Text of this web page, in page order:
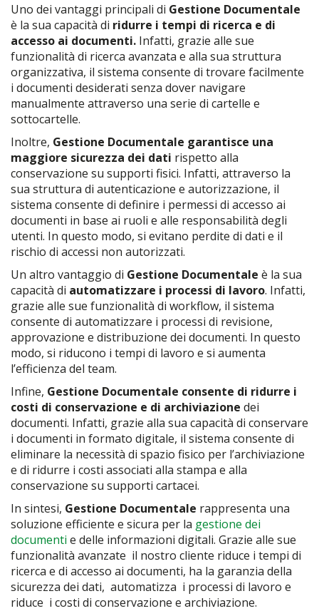
Uno dei vantaggi principali di Gestione Documentale
è la sua capacità di ridurre i tempi di ricerca e di
accesso ai documenti. Infatti, grazie alle sue
funzionalità di ricerca avanzata e alla sua struttura
organizzativa, il sistema consente di trovare facilmente
i documenti desiderati senza dover navigare
manualmente attraverso una serie di cartelle e
sottocartelle.
Inoltre, Gestione Documentale garantisce una
maggiore sicurezza dei dati rispetto alla
conservazione su supporti fisici. Infatti, attraverso la
sua struttura di autenticazione e autorizzazione, il
sistema consente di definire i permessi di accesso ai
documenti in base ai ruoli e alle responsabilità degli
utenti. In questo modo, si evitano perdite di dati e il
rischio di accessi non autorizzati.
Un altro vantaggio di Gestione Documentale è la sua
capacità di automatizzare i processi di lavoro. Infatti,
grazie alle sue funzionalità di workflow, il sistema
consente di automatizzare i processi di revisione,
approvazione e distribuzione dei documenti. In questo
modo, si riducono i tempi di lavoro e si aumenta
l’efficienza del team.
Infine, Gestione Documentale consente di ridurre i
costi di conservazione e di archiviazione dei
documenti. Infatti, grazie alla sua capacità di conservare
i documenti in formato digitale, il sistema consente di
eliminare la necessità di spazio fisico per l’archiviazione
e di ridurre i costi associati alla stampa e alla
conservazione su supporti cartacei.
In sintesi, Gestione Documentale rappresenta una
soluzione efficiente e sicura per la gestione dei
documenti e delle informazioni digitali. Grazie alle sue
funzionalità avanzate il nostro cliente riduce i tempi di
ricerca e di accesso ai documenti, ha la garanzia della
sicurezza dei dati, automatizza i processi di lavoro e
riduce i costi di conservazione e archiviazione.